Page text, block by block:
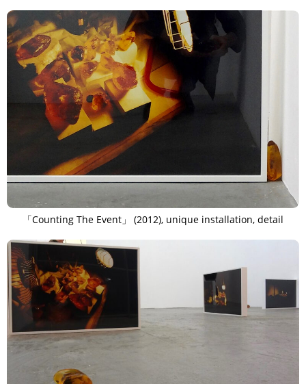
「Counting The Event」 (2012), unique installation, detail